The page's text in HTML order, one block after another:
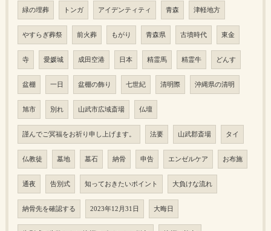
緑の埋葬 トンガ アイデンティティ 青森 津軽地方
やすらぎ葬祭 前火葬 もがり 青森県 古墳時代 東金
寺 愛媛城 成田空港 日本 精霊馬 精霊牛 どんす
盆棚 一日 盆棚の飾り 七世紀 清明際 沖縄県の清明
旭市 別れ 山武市広域斎場 仏壇
謹んでご冥福をお祈り申し上げます。 法要 山武郡斎場 タイ
仏教徒 墓地 墓石 納骨 申告 エンゼルケア お布施
通夜 告別式 知っておきたいポイント 大負けな流れ
納骨先を確認する 2023年12月31日 大晦日